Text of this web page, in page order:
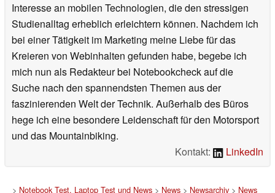
Interesse an mobilen Technologien, die den stressigen
Studienalltag erheblich erleichtern können. Nachdem ich
bei einer Tätigkeit im Marketing meine Liebe für das
Kreieren von Webinhalten gefunden habe, begebe ich
mich nun als Redakteur bei Notebookcheck auf die
Suche nach den spannendsten Themen aus der
faszinierenden Welt der Technik. Außerhalb des Büros
hege ich eine besondere Leidenschaft für den Motorsport
und das Mountainbiking.
Kontakt:
LinkedIn
> Notebook Test, Laptop Test und News> News> Newsarchiv> News